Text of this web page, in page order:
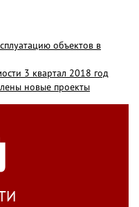
объектов в
3 квартал 2018 год
новые проекты